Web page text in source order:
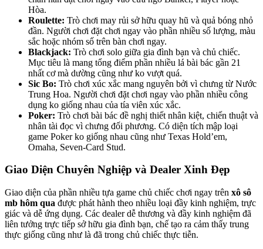
Hòa.
Roulette: Trò chơi may rủi sở hữu quay hũ và quả bóng nhỏ
đần. Người chơi đặt chơi ngay vào phần nhiều số lượng, màu
sắc hoặc nhóm số trên bàn chơi ngay.
Blackjack: Trò chơi solo giữa gia đình bạn và chủ chiếc.
Mục tiêu là mang tổng điểm phần nhiều lá bài bác gần 21
nhất cơ mà dường cũng như ko vượt quá.
Sic Bo: Trò chơi xúc xắc mang nguyên bởi vì chưng từ Nước
Trung Hoa. Người chơi đặt chơi ngay vào phần nhiều công
dụng ko giống nhau của tía viên xúc xắc.
Poker: Trò chơi bài bác đề nghị thiết nhân kiệt, chiến thuật và
nhân tài đọc vì chưng đối phương. Có diện tích mập loại
game Poker ko giống nhau cũng như Texas Hold’em,
Omaha, Seven-Card Stud.
Giao Diện Chuyên Nghiệp và Dealer Xinh Đẹp
Giao diện của phần nhiều tựa game chủ chiếc chơi ngay trên xô sô
mb hôm qua được phát hành theo nhiều loại đầy kinh nghiệm, trực
giác và dễ ứng dụng. Các dealer dễ thương và đầy kinh nghiệm đã
liên tưởng trực tiếp sở hữu gia đình bạn, chế tạo ra cảm thấy trung
thực giống cũng như là đã trong chủ chiếc thực tiễn.